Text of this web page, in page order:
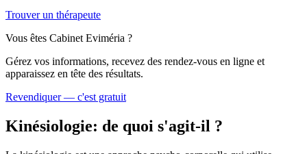
Trouver un thérapeute
Vous êtes Cabinet Eviméria ?
Gérez vos informations, recevez des rendez-vous en ligne et
apparaissez en tête des résultats.
Revendiquer — c'est gratuit
Kinésiologie: de quoi s'agit-il ?